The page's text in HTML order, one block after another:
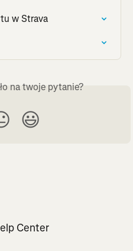
w Strava
na twoje pytanie?
😃